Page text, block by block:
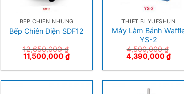
BẾP CHIÊN NHÚNG
Bếp Chiên Điện SDF12
12,650,000₫
11,500,000₫
THIẾT BỊ YUESHUN
Máy Làm Bánh
YS-2
4,500,000₫
4,390,000₫